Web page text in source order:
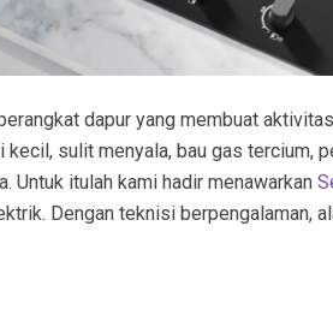
dapur yang membuat
sulit menyala, bau gas
Untuk itulah kami hadir menawarkan
Dengan teknisi berpengalaman,